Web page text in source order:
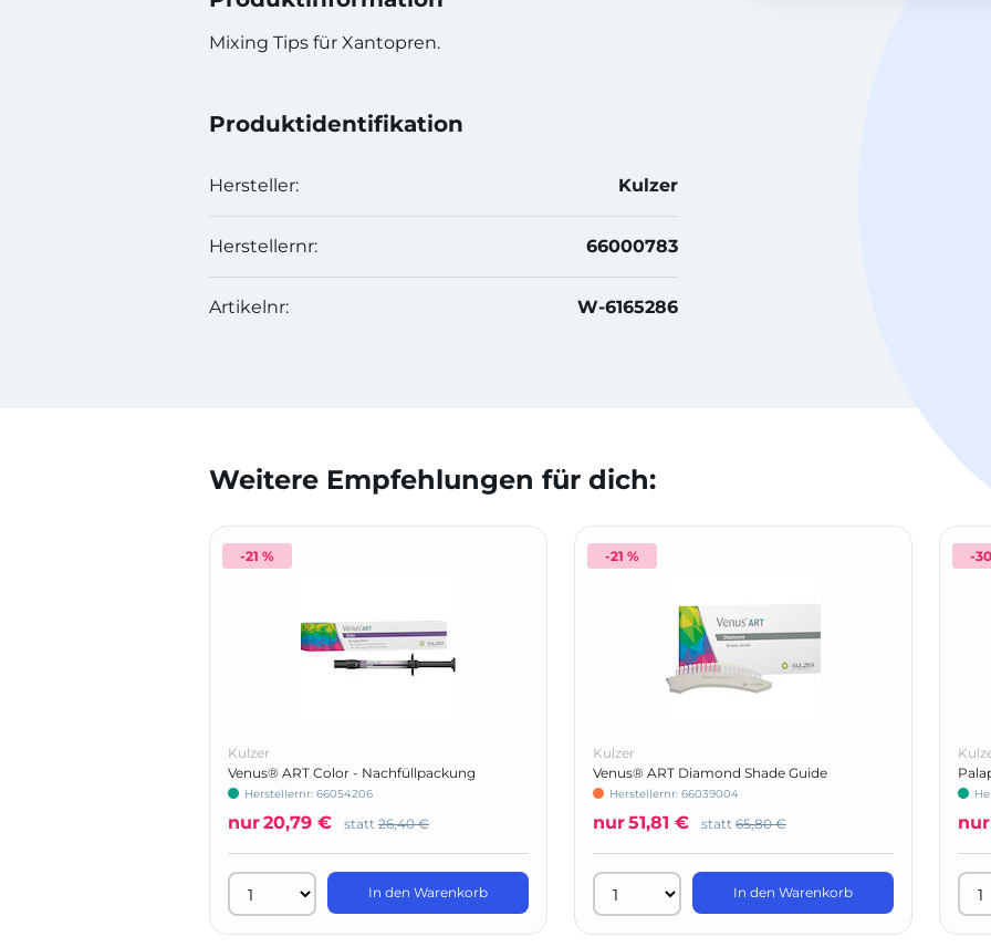
Mixing Tips für Xantopren.
Produktidentifikation
Hersteller: Kulzer
Herstellernr: 66000783
Artikelnr: W-6165286
Weitere Empfehlungen für dich:
-21 %
Kulzer
Venus® ART Color - Nachfüllpackung
Herstellernr: 66054206
nur20,79 € statt 26,40 €
In den Warenkorb
-21 %
Kulzer
Venus® ART Diamond Shade Guide
Herstellernr: 66039004
nur51,81 € statt 65,80 €
In den Warenkorb
-
nur